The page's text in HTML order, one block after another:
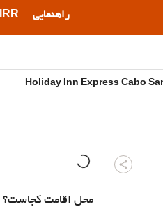
راهنمایی IRR
محل اقامت کجاست؟